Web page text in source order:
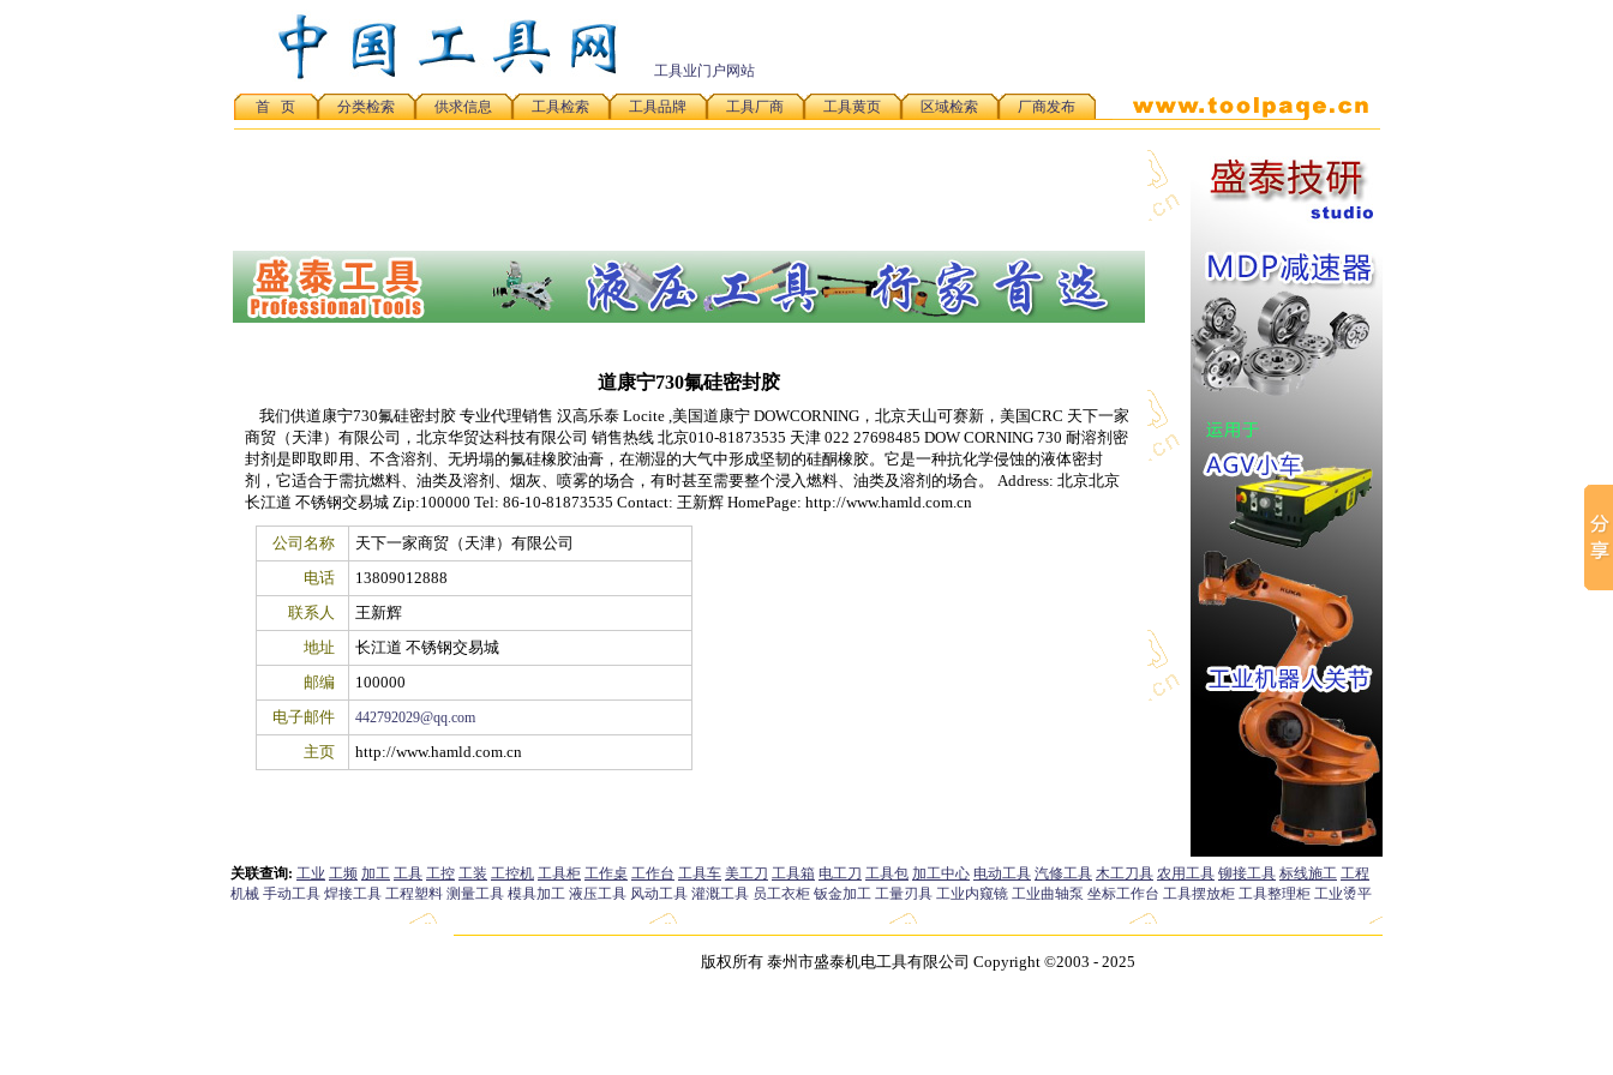
工具业门户网站
首 页 分类检索 供求信息 工具检索 工具品牌 工具厂商 工具黄页 区域检索 厂商发布
道康宁730氟硅密封胶
我们供道康宁730氟硅密封胶 专业代理销售 汉高乐泰 Locite ,美国道康宁 DOWCORNING，北京天山可赛新，美国CRC 天下一家
商贸（天津）有限公司，北京华贸达科技有限公司 销售热线 北京010-81873535 天津 022 27698485 DOW CORNING 730 耐溶剂密
封剂是即取即用、不含溶剂、无坍塌的氟硅橡胶油膏，在潮湿的大气中形成坚韧的硅酮橡胶。它是一种抗化学侵蚀的液体密封
剂，它适合于需抗燃料、油类及溶剂、烟灰、喷雾的场合，有时甚至需要整个浸入燃料、油类及溶剂的场合。 Address: 北京北京
长江道 不锈钢交易城 Zip:100000 Tel: 86-10-81873535 Contact: 王新辉 HomePage: http://www.hamld.com.cn
公司名称
天下一家商贸（天津）有限公司
电话
13809012888
联系人
王新辉
地址
长江道 不锈钢交易城
邮编
100000
电子邮件
442792029@qq.com
主页 http://www.hamld.com.cn
版权所有 泰州市盛泰机电工具有限公司 Copyright ©2003 - 2025